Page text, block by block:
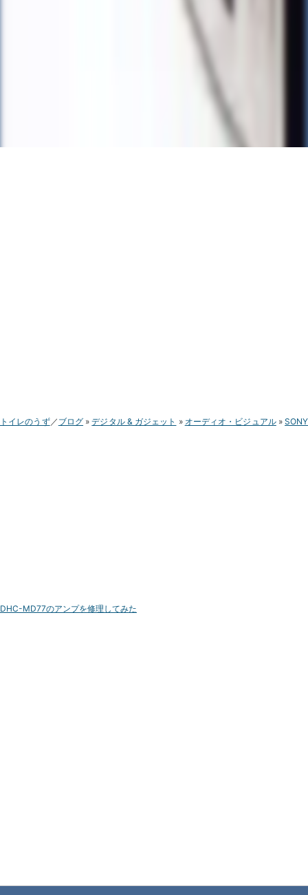
トイレのうず ブログ デジタル & ガジェット オーディオ・ビジュアル SONY
DHC-MD77のアンプを修理してみた